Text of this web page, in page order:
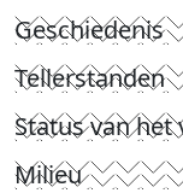
Geschiedenis
Tellerstanden
Status van het
Milieu